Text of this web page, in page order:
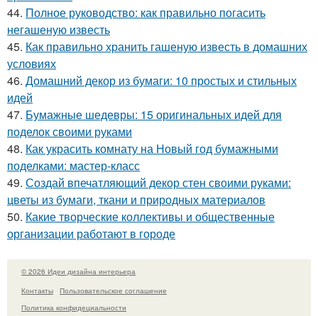
44. Полное руководство: как правильно погасить
негашеную известь
45. Как правильно хранить гашеную известь в домашних
условиях
46. Домашний декор из бумаги: 10 простых и стильных
идей
47. Бумажные шедевры: 15 оригинальных идей для
поделок своими руками
48. Как украсить комнату на Новый год бумажными
поделками: мастер-класс
49. Создай впечатляющий декор стен своими руками:
цветы из бумаги, ткани и природных материалов
50. Какие творческие коллективы и общественные
организации работают в городе
© 2026 Идеи дизайна интерьера
Контакты
Пользовательское соглашение
Политика конфидециальности